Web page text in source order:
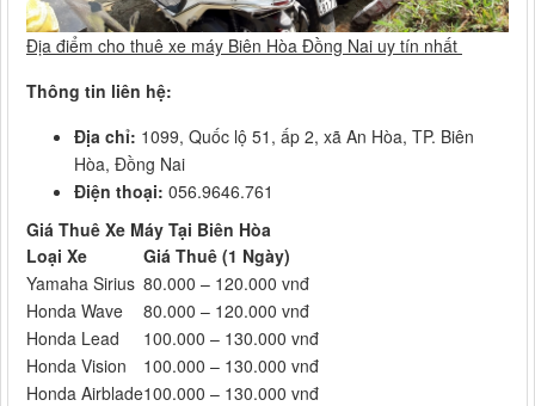
Địa điểm cho thuê xe máy Biên Hòa Đồng Nai uy tín nhất
Thông tin liên hệ:
Địa chỉ: 1099, Quốc lộ 51, ấp 2, xã An Hòa, TP. Biên
Hòa, Đồng Nai
Điện thoại: 056.9646.761
Giá Thuê Xe Máy Tại Biên Hòa
Loại Xe
Giá Thuê (1 Ngày)
Yamaha Sirius 80.000 – 120.000 vnđ
Honda Wave
80.000 – 120.000 vnđ
Honda Lead
100.000 – 130.000 vnđ
Honda Vision
100.000 – 130.000 vnđ
Honda Airblade100.000 – 130.000 vnđ